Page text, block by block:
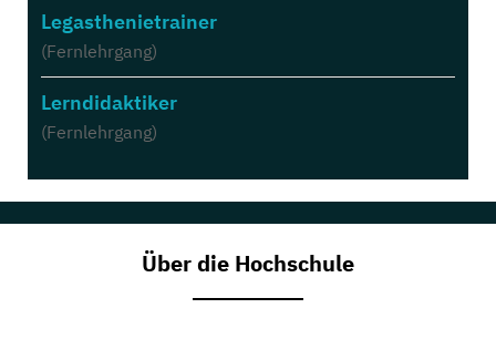
Legasthenietrainer
(Fernlehrgang)
Lerndidaktiker
(Fernlehrgang)
Über die Hochschule